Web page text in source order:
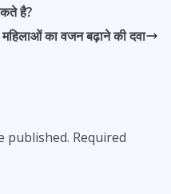
है?
महिलाओं का वजन बढ़ाने की दवा
published. Required